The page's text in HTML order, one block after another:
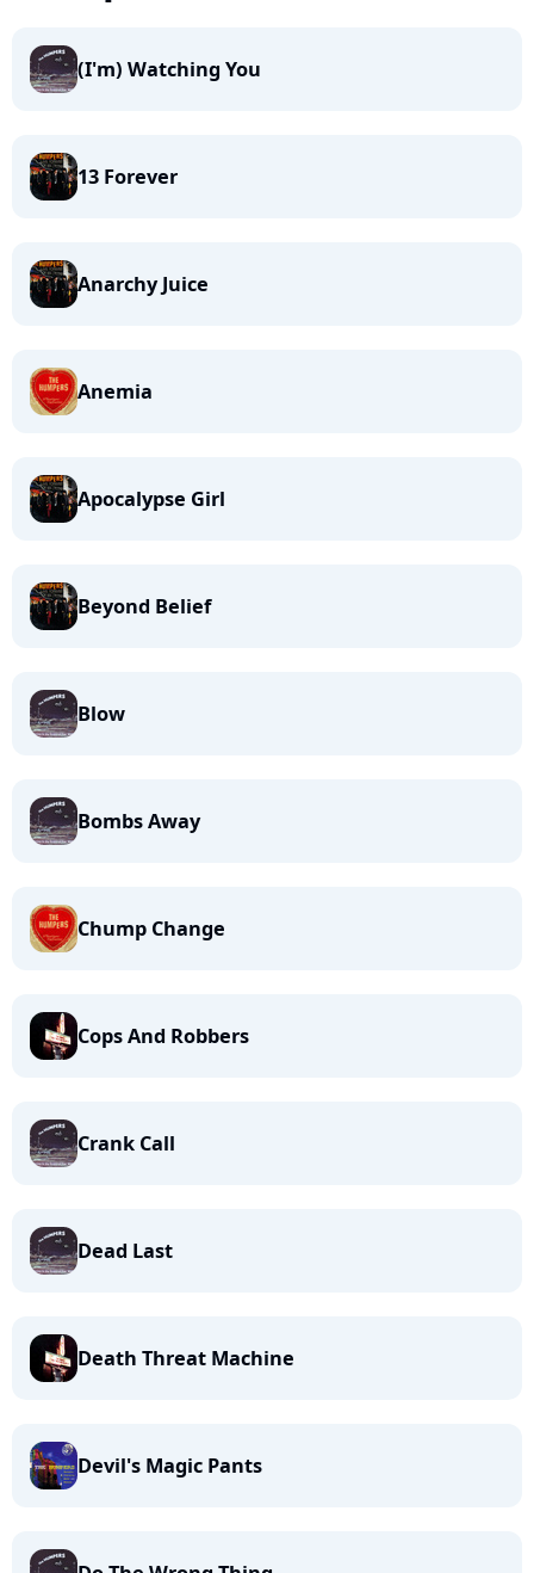
(I'm) Watching You
13 Forever
Anarchy Juice
Anemia
Apocalypse Girl
Beyond Belief
Blow
Bombs Away
Chump Change
Cops And Robbers
Crank Call
Dead Last
Death Threat Machine
Devil's Magic Pants